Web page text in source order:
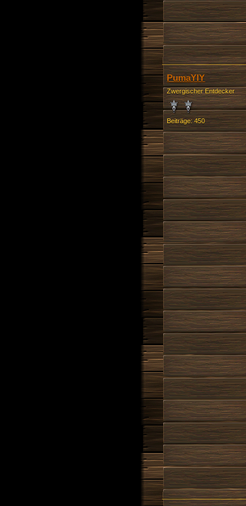
PumaYIY
Zwergischer Entdecker
Beiträge: 450